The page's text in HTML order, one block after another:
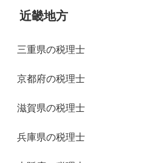
近畿地方
三重県の税理士
京都府の税理士
滋賀県の税理士
兵庫県の税理士